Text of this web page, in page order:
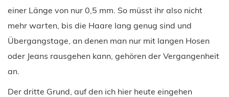
einer Länge von nur 0,5 mm. So müsst ihr also nicht
mehr warten, bis die Haare lang genug sind und
Übergangstage, an denen man nur mit langen Hosen
oder Jeans rausgehen kann, gehören der Vergangenheit
an.
Der dritte Grund, auf den ich hier heute eingehen